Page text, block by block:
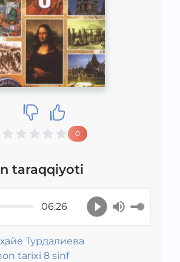
0
taraqqiyoti
06:26
Турдалиева
tarixi 8 sinf